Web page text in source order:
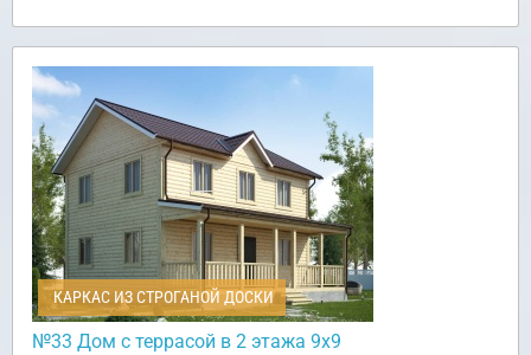
КАРКАС ИЗ СТРОГАНОЙ ДОСКИ
№33 Дом с террасой в 2 этажа 9х9